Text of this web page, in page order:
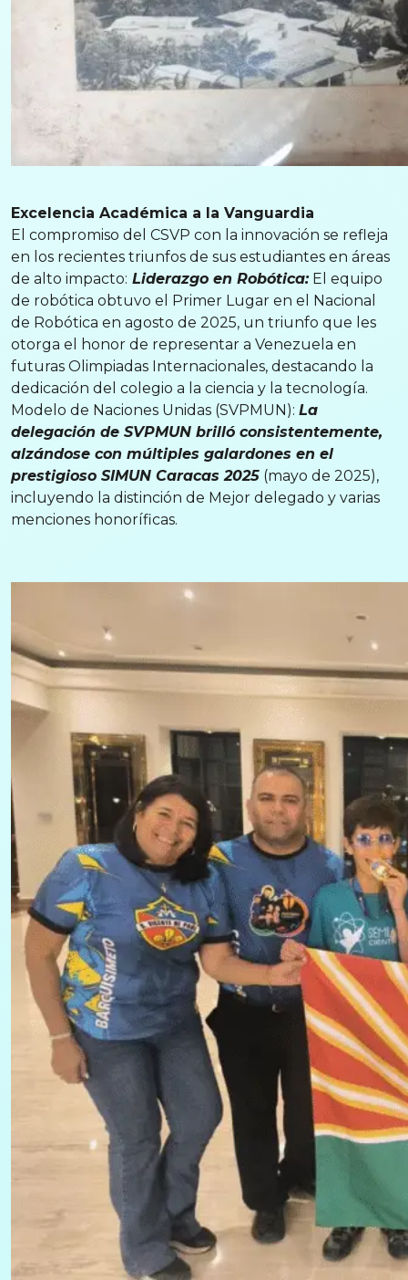
Excelencia Académica a la Vanguardia
El compromiso del CSVP con la innovación se refleja
en los recientes triunfos de sus estudiantes en áreas
de alto impacto: Liderazgo en Robótica:El equipo
de robótica obtuvo el Primer Lugar en el Nacional
de Robótica en agosto de 2025, un triunfo que les
otorga el honor de representar a Venezuela en
futuras Olimpiadas Internacionales, destacando la
dedicación del colegio a la ciencia y la tecnología.
Modelo de Naciones Unidas (SVPMUN): La
delegación de SVPMUN brilló consistentemente,
alzándose con múltiples galardones en el
prestigioso SIMUN Caracas 2025 (mayo de 2025),
incluyendo la distinción de Mejor delegado y varias
menciones honoríficas.